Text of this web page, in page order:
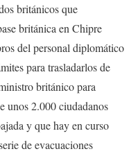
británicos que
británica en Chipre
del personal diplomático
para trasladarlos de
británico para
2.000 ciudadanos
y que hay en curso
de evacuaciones